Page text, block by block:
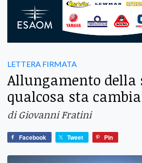
LETTERA FIRMATA
Allungamento della
qualcosa sta
di Giovanni Fratini
Facebook Tweet Pin